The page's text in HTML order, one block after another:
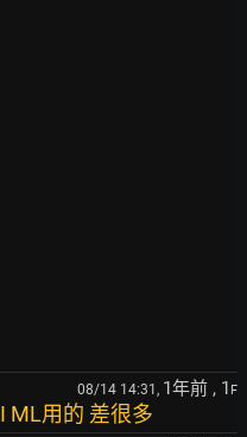
08/14 14:31, 1年前 , 1 F
ML用的 差很多